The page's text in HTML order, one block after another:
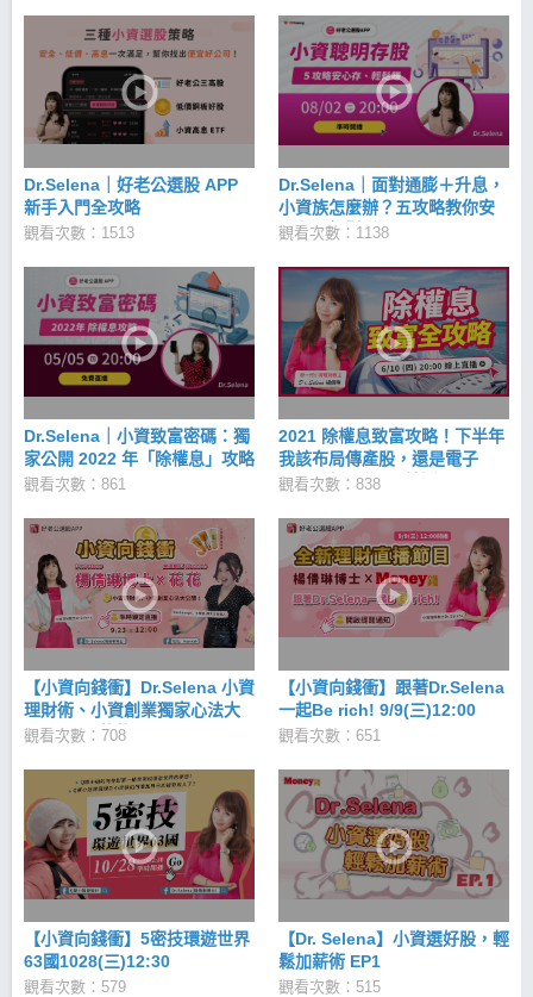
而這卻是最致命的錯誤方式，導致小資族永遠存不了
錢，因此Selena自創「6：3：1」理財法則：每月必要
支出為60% 、每月投資支出為30% 、每月買保險或經
營自己為10% ，先決定存入、投資的金額，剩下的錢
才能夠花掉，有系統地管理每月收入，強迫自己養成
正確理財的好習慣！ Dr.Selena–好老公選股APP 獨創
「三高一低」選股法以及「歐巴指數」 【三高】分別
是： 【高EPS】→近5年EPS都大於1元 【高ROE】
→近5年ROE都大於10% 【高殖利率】→近5年現金殖
利率都大於4% 【一低】： 股價低基期 →(1年內最高
價+ 1年內最低價) / 2 X 0.9 Dr.Selena好老公選股｜
選股｜Android 下載 >>https://cmy.tw/00CHES APP
上架至今已有超過1萬人下載使用，能幫助你輕鬆找到
高EPS、高報酬率、高殖利率、價格便宜、配息穩定
的《好老公股》，是小資族必備的懶人選股工具！ ​
Dr.Selena｜好老公選股 APP
新手入門全攻略
觀看次數：1513
Dr.Selena｜面對通膨＋升息，
小資族怎麼辦？五攻略教你安
心存、輕鬆賺！
觀看次數：1138
Dr.Selena｜小資致富密碼：獨
家公開 2022 年「除權息」攻略
觀看次數：861
2021 除權息致富攻略！下半年
我該布局傳產股，還是電子
股？【新一代理財教主Dr.
觀看次數：838
【小資向錢衝】Dr.Selena 小資
理財術、小資創業獨家心法大
公開 feat 花花。Hannah！
觀看次數：708
【小資向錢衝】跟著Dr.Selena
一起Be rich! 9/9(三)12:00
觀看次數：651
【小資向錢衝】5密技環遊世界
63國1028(三)12:30
觀看次數：579
【Dr. Selena】小資選好股，輕
鬆加薪術 EP1
觀看次數：515